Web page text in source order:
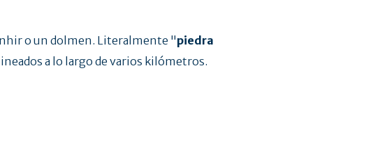
o un dolmen. Literalmente "piedra
a lo largo de varios kilómetros.